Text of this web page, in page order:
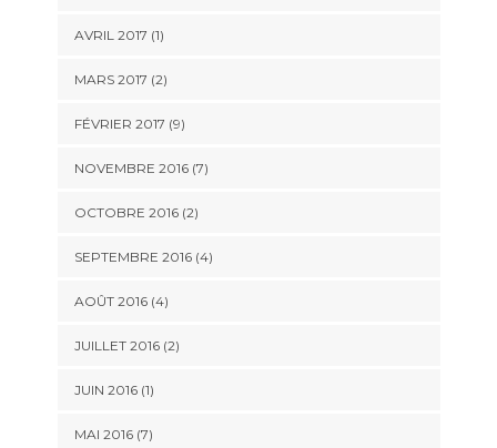
AVRIL 2017 (1)
MARS 2017 (2)
FÉVRIER 2017 (9)
NOVEMBRE 2016 (7)
OCTOBRE 2016 (2)
SEPTEMBRE 2016 (4)
AOÛT 2016 (4)
JUILLET 2016 (2)
JUIN 2016 (1)
MAI 2016 (7)